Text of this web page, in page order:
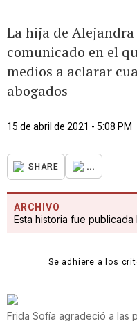
La hija de
comunicado en el
medios a aclarar
abogados
15 de abril de 2021 - 5:08 PM
SHARE ...
ARCHIVO
Esta historia fue publicada
Se adhiere a los
Frida Sofía agradeció a las